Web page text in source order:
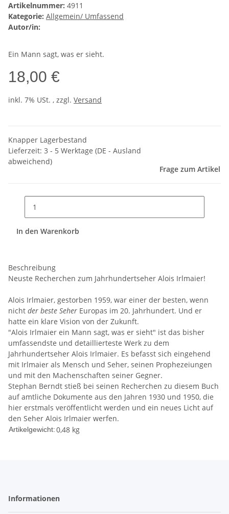
Artikelnummer: 4911
Kategorie: Allgemein/ Umfassend
Autor/in:
Ein Mann sagt, was er sieht.
18,00 €
inkl. 7% USt. , zzgl. Versand
Knapper Lagerbestand
Lieferzeit: 3 - 5 Werktage (DE - Ausland
abweichend)
Frage zum Artikel
In den Warenkorb
Beschreibung
Neuste Recherchen zum Jahrhundertseher Alois Irlmaier!
Alois Irlmaier, gestorben 1959, war einer der besten, wenn
nicht der beste Seher Europas im 20. Jahrhundert. Und er
hatte ein klare Vision von der Zukunft.
"Alois Irlmaier ein Mann sagt, was er sieht" ist das bisher
umfassendste und detaillierteste Werk zu dem
Jahrhundertseher Alois Irlmaier. Es befasst sich eingehend
mit Irlmaier als Mensch und Seher, seinen Prophezeiungen
und mit den Machenschaften seiner Gegner.
Stephan Berndt stieß bei seinen Recherchen zu diesem Buch
auf amtliche Dokumente aus den Jahren 1930 und 1950, die
hier erstmals veröffentlicht werden und ein neues Licht auf
den Seher Alois Irlmaier werfen.
Artikelgewicht:0,48 kg
Informationen